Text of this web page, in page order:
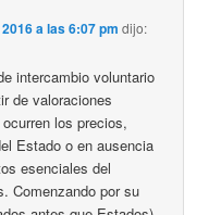
a las 6:07 pm dijo:
intercambio voluntario
de valoraciones
los precios,
Estado o en ausencia
esenciales del
Comenzando por su